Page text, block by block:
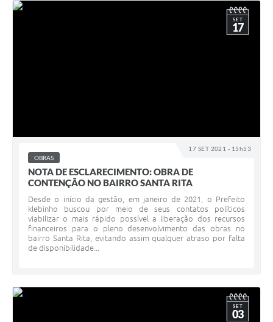
17 SET 2021 - 15h53
SET
17
OBRAS
NOTA DE ESCLARECIMENTO: OBRA DE
CONTENÇÃO NO BAIRRO SANTA RITA
Desde o início da gestão, em janeiro de 2021, o Prefeito
klebinho buscou por meio de seus contatos políticos
viabilizar o mais rápido possível a liberação dos recursos
financeiros para o pleno desenvolvimento das obras no
bairro Santa Rita, evitando assim qualquer atraso por falta
de disponibilidade...
SET
03